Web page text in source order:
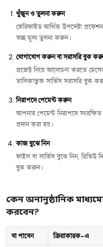
খুঁজুন ও তুলনা করুন
ভেরিফাইড আর্থিক উপদেষ্টা
স্বচ্ছ মূল্য তুলনা করুন।
যোগাযোগ করুন বা সরাসরি বুক
প্রজেক্ট নিয়ে আলোচনা করতে
তালিকাভুক্ত সার্ভিস সরাসরি বুক
নিরাপদে পেমেন্ট করুন
আপনার পেমেন্ট নিরাপদে
প্রদান করা হয়।
কাজ বুঝে নিন
ফাইল বা সার্ভিস বুঝে নিন, রিভিউ
বুক করুন।
কেন অনানুষ্ঠানিক
করবেন?
যা পাবেন ক্রিয়াকারক-এ